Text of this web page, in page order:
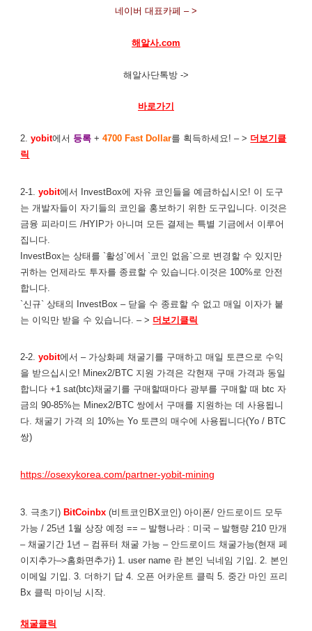
네이버 대표카페 – >
해알사.com
해알사단톡방 ->
바로가기
2.yobit에서 등록 +4700 Fast Dollar를 획득하세요! – > 더보기클
릭
2-1.yobit에서 InvestBox에 자유 코인들을 예금하십시오! 이 도구
는 개발자들이 자기들의 코인을 홍보하기 위한 도구입니다. 이것은
금융 피라미드 /HYIP가 아니며 모든 결제는 특별 기금에서 이루어
집니다.
InvestBox는 상태를 `활성`에서 `코인 없음`으로 변경할 수 있지만
귀하는 언제라도 투자를 종료할 수 있습니다.이것은 100%로 안전
합니다.
`신규` 상태의 InvestBox – 닫을 수 종료할 수 없고 매일 이자가 붙
는 이익만 받을 수 있습니다. – > 더보기클릭
2-2.yobit에서 – 가상화폐 채굴기를 구매하고 매일 토큰으로 수익
을 받으십시오! Minex2/BTC 지원 가격은 각현재 구매 가격과 동일
합니다 +1 sat(btc)채굴기를 구매할때마다 광부를 구매할 때 btc 자
금의 90-85%는 Minex2/BTC 쌍에서 구매를 지원하는 데 사용됩니
다. 채굴기 가격 의 10%는 Yo 토큰의 매수에 사용됩니다(Yo / BTC
쌍)
https://osexykorea.com/partner-yobit-mining
3. 극초기)BitCoinbx (비트코인BX코인) 아이폰/ 안드로이드 모두
가능 / 25년 1월 상장 예정 == – 발행나라 : 미국 – 발행량 210 만개
– 채굴기간 1년 – 컴퓨터 채굴 가능 – 안드로이드 채굴가능(현재 페
이지추가–>홈화면추가) 1. user name 란 본인 닉네임 기입. 2. 본인
이메일 기입. 3. 더하기 답 4. 오픈 어카운트 클릭 5. 중간 마인 프리
Bx 클릭 마이닝 시작.
채굴클릭